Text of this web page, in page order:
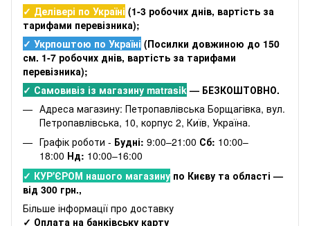
✓ Делівері по Україні (1-3 робочих днів, вартість за
тарифами перевізника);
✓ Укрпоштою по Україні (Посилки довжиною до 150
см. 1-7 робочих днів, вартість за тарифами
перевізника);
✓ Самовивіз із магазину matrasik— БЕЗКОШТОВНО.
Адреса магазину: Петропавлівська Борщагівка, вул.
Петропавлівська, 10, корпус 2, Київ, Україна.
Графік роботи - Будні: 9:00–21:00 Сб: 10:00–
18:00 Нд: 10:00–16:00
✓ КУР'ЄРОМ нашого магазину по Києву та області —
від 300 грн.,
Більше інформації про доставку
✓ Оплата на банківську карту